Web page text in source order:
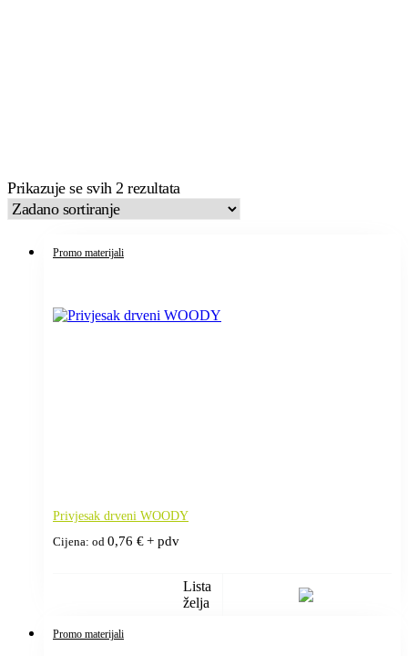
Prikazuje se svih 2 rezultata
Promo materijali
Privjesak drveni WOODY
Cijena: od 0,76 €+ pdv
Lista
želja
Promo materijali